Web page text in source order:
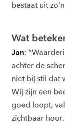
bestaat uit
Wat
Jan:
achter de
niet bij stil dat
Wij zijn een
goed loopt,
zichtbaar